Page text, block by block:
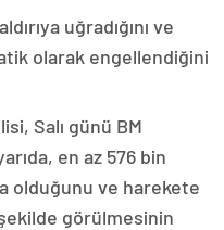
uğradığını ve
olarak engellendiğini
Salı günü BM
en az 576 bin
olduğunu ve harekete
şekilde görülmesinin